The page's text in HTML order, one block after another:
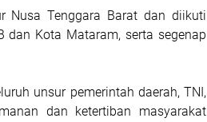
Nusa Tenggara Barat dan diikuti
dan Kota Mataram, serta segenap
unsur pemerintah daerah, TNI,
dan ketertiban masyarakat